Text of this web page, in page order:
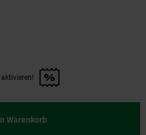
Artikel aktivieren!" anwenden
Warenkorb